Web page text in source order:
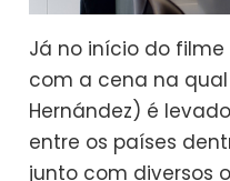
Já no início do
com a cena na
Hernández) é
entre os países
junto com diversos